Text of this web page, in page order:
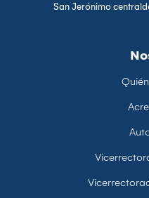
San Jerónimo